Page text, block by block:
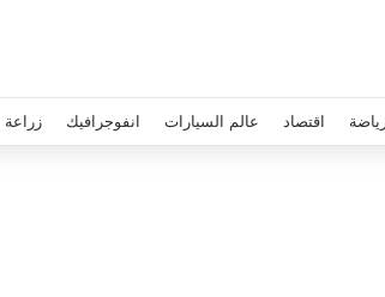
اقتصاد عالم السيارات انفوجرافيك زراعة